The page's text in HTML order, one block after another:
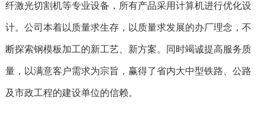
纤激光切割机等专业设备，所有产品采用计算机进行优化设
计。公司本着以质量求生存，以质量求发展的办厂理念，不
断探索钢模板加工的新工艺、新方案。同时竭诚提高服务质
量，以满意客户需求为宗旨，赢得了省内大中型铁路、公路
及市政工程的建设单位的信赖。